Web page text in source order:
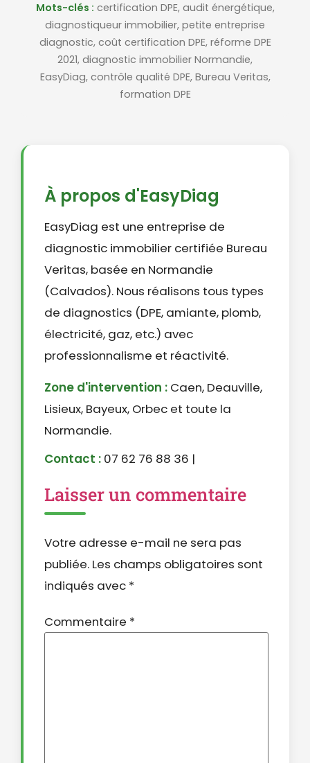
Mots-clés : certification DPE, audit énergétique,
diagnostiqueur immobilier, petite entreprise
diagnostic, coût certification DPE, réforme DPE
2021, diagnostic immobilier Normandie,
EasyDiag, contrôle qualité DPE, Bureau Veritas,
formation DPE
À propos d'EasyDiag
EasyDiag est une entreprise de
diagnostic immobilier certifiée Bureau
Veritas, basée en Normandie
(Calvados). Nous réalisons tous types
de diagnostics (DPE, amiante, plomb,
électricité, gaz, etc.) avec
professionnalisme et réactivité.
Zone d'intervention : Caen, Deauville,
Lisieux, Bayeux, Orbec et toute la
Normandie.
Contact : 07 62 76 88 36 |
Laisser un commentaire
Votre adresse e-mail ne sera pas
publiée. Les champs obligatoires sont
indiqués avec *
Commentaire *